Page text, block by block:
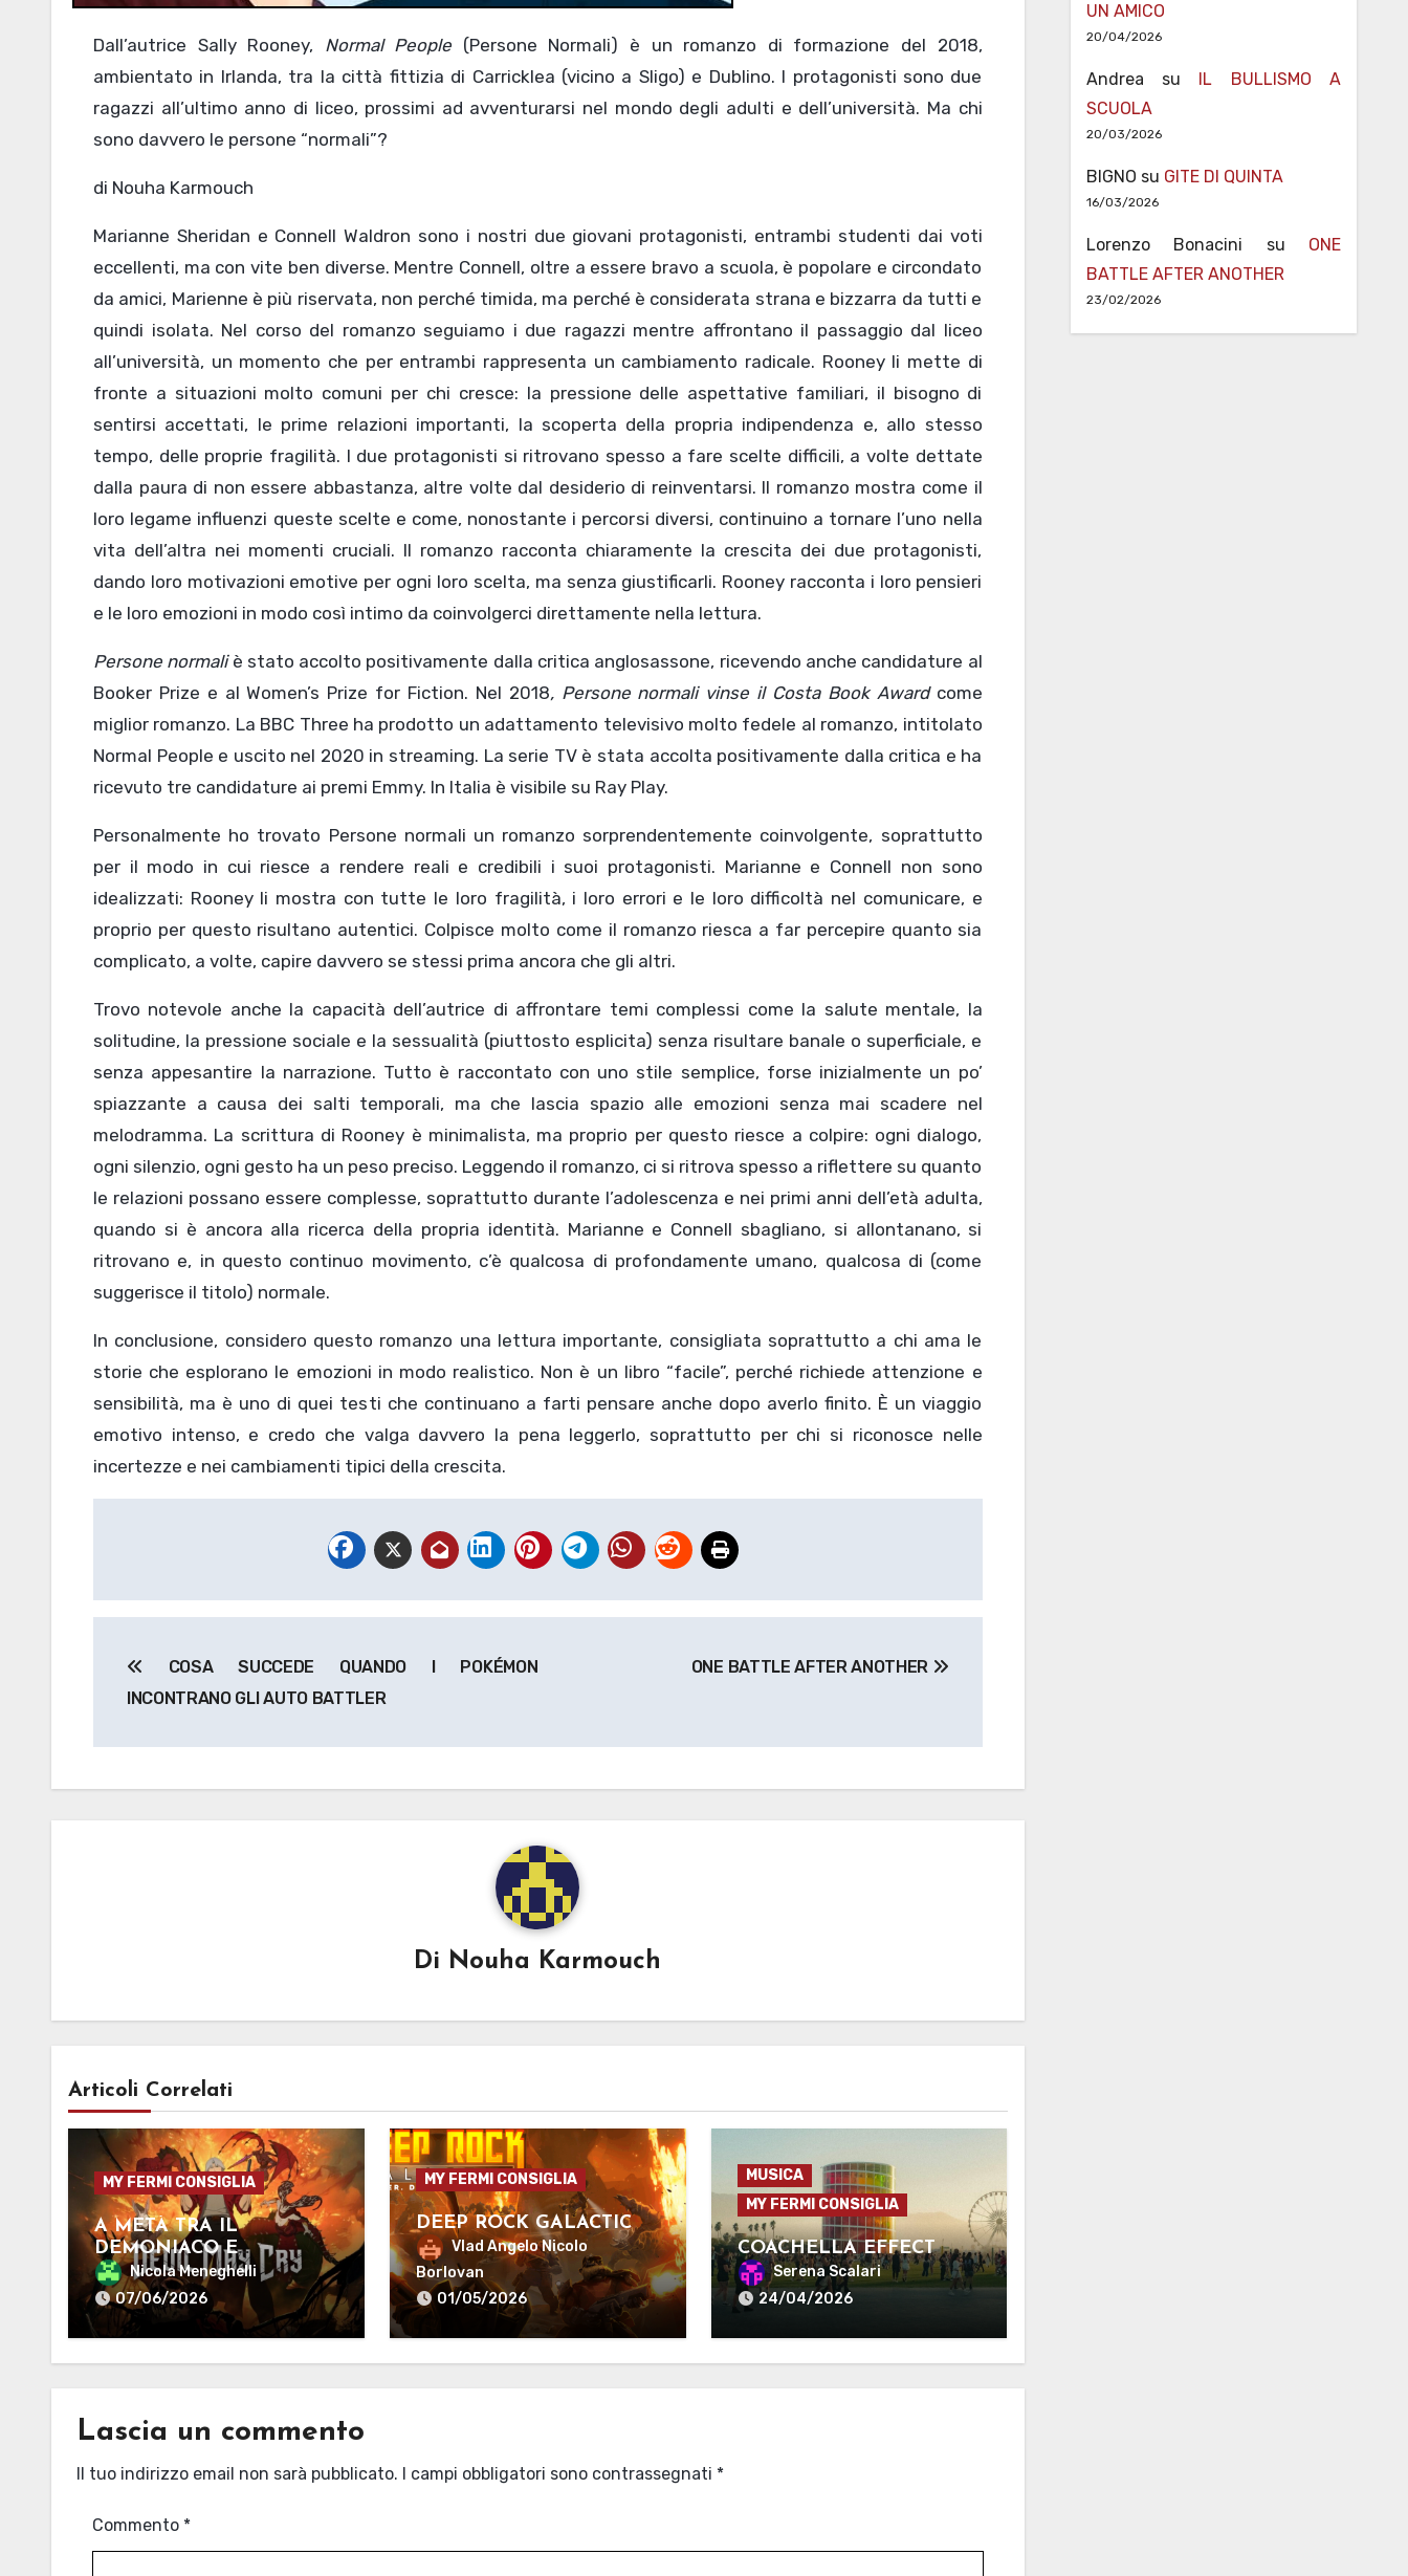
Dall’autrice Sally Rooney, Normal People (Persone Normali) è un romanzo di formazione del 2018,
ambientato in Irlanda, tra la città fittizia di Carricklea (vicino a Sligo) e Dublino. I protagonisti sono due
ragazzi all’ultimo anno di liceo, prossimi ad avventurarsi nel mondo degli adulti e dell’università. Ma chi
sono davvero le persone “normali”?
di Nouha Karmouch
Marianne Sheridan e Connell Waldron sono i nostri due giovani protagonisti, entrambi studenti dai voti
eccellenti, ma con vite ben diverse. Mentre Connell, oltre a essere bravo a scuola, è popolare e circondato
da amici, Marienne è più riservata, non perché timida, ma perché è considerata strana e bizzarra da tutti e
quindi isolata. Nel corso del romanzo seguiamo i due ragazzi mentre affrontano il passaggio dal liceo
all’università, un momento che per entrambi rappresenta un cambiamento radicale. Rooney li mette di
fronte a situazioni molto comuni per chi cresce: la pressione delle aspettative familiari, il bisogno di
sentirsi accettati, le prime relazioni importanti, la scoperta della propria indipendenza e, allo stesso
tempo, delle proprie fragilità. I due protagonisti si ritrovano spesso a fare scelte difficili, a volte dettate
dalla paura di non essere abbastanza, altre volte dal desiderio di reinventarsi. Il romanzo mostra come il
loro legame influenzi queste scelte e come, nonostante i percorsi diversi, continuino a tornare l’uno nella
vita dell’altra nei momenti cruciali. Il romanzo racconta chiaramente la crescita dei due protagonisti,
dando loro motivazioni emotive per ogni loro scelta, ma senza giustificarli. Rooney racconta i loro pensieri
e le loro emozioni in modo così intimo da coinvolgerci direttamente nella lettura.
Persone normaliè stato accolto positivamente dalla critica anglosassone, ricevendo anche candidature al
Booker Prize e al Women’s Prize for Fiction. Nel 2018, Persone normali vinse il Costa Book Awardcome
miglior romanzo. La BBC Three ha prodotto un adattamento televisivo molto fedele al romanzo, intitolato
Normal People e uscito nel 2020 in streaming. La serie TV è stata accolta positivamente dalla critica e ha
ricevuto tre candidature ai premi Emmy. In Italia è visibile su Ray Play.
Personalmente ho trovato Persone normali un romanzo sorprendentemente coinvolgente, soprattutto
per il modo in cui riesce a rendere reali e credibili i suoi protagonisti. Marianne e Connell non sono
idealizzati: Rooney li mostra con tutte le loro fragilità, i loro errori e le loro difficoltà nel comunicare, e
proprio per questo risultano autentici. Colpisce molto come il romanzo riesca a far percepire quanto sia
complicato, a volte, capire davvero se stessi prima ancora che gli altri.
Trovo notevole anche la capacità dell’autrice di affrontare temi complessi come la salute mentale, la
solitudine, la pressione sociale e la sessualità (piuttosto esplicita) senza risultare banale o superficiale, e
senza appesantire la narrazione. Tutto è raccontato con uno stile semplice, forse inizialmente un po’
spiazzante a causa dei salti temporali, ma che lascia spazio alle emozioni senza mai scadere nel
melodramma. La scrittura di Rooney è minimalista, ma proprio per questo riesce a colpire: ogni dialogo,
ogni silenzio, ogni gesto ha un peso preciso. Leggendo il romanzo, ci si ritrova spesso a riflettere su quanto
le relazioni possano essere complesse, soprattutto durante l’adolescenza e nei primi anni dell’età adulta,
quando si è ancora alla ricerca della propria identità. Marianne e Connell sbagliano, si allontanano, si
ritrovano e, in questo continuo movimento, c’è qualcosa di profondamente umano, qualcosa di (come
suggerisce il titolo) normale.
In conclusione, considero questo romanzo una lettura importante, consigliata soprattutto a chi ama le
storie che esplorano le emozioni in modo realistico. Non è un libro “facile”, perché richiede attenzione e
sensibilità, ma è uno di quei testi che continuano a farti pensare anche dopo averlo finito. È un viaggio
emotivo intenso, e credo che valga davvero la pena leggerlo, soprattutto per chi si riconosce nelle
incertezze e nei cambiamenti tipici della crescita.
articoliCOSA SUCCEDE QUANDO I POKÉMON
INCONTRANO GLI AUTO BATTLER
ONE BATTLE AFTER ANOTHER
Di Nouha Karmouch
Articoli Correlati
MY FERMI CONSIGLIA
A METÀ TRA IL
DEMONIACO E
L’UMANO
Nicola Meneghelli
07/06/2026
MY FERMI CONSIGLIA
DEEP ROCK GALACTIC
Vlad Angelo Nicolo
Borlovan
01/05/2026
MUSICA
MY FERMI CONSIGLIA
COACHELLA EFFECT
Serena Scalari
24/04/2026
Lascia un commento
Il tuo indirizzo email non sarà pubblicato. I campi obbligatori sono contrassegnati *
Commento *
UN AMICO
20/04/2026
Andrea su
IL BULLISMO A
SCUOLA
20/03/2026
BIGNO su GITE DI QUINTA
16/03/2026
Lorenzo Bonacini su ONE
BATTLE AFTER ANOTHER
23/02/2026